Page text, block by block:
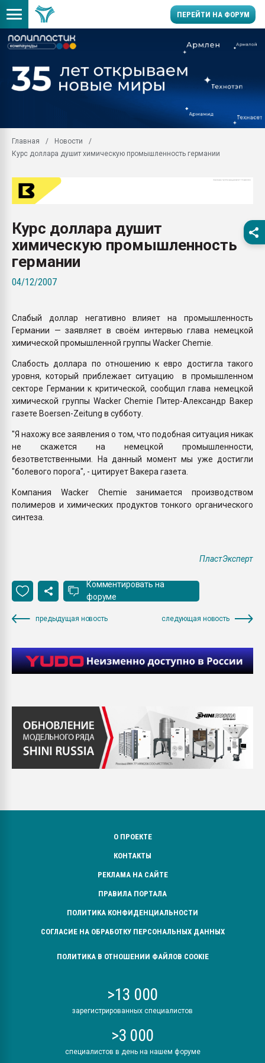
ПЕРЕЙТИ НА ФОРУМ
производство SPC
заводу пластмасс"
28.07.2026
ПЕРЕЙТИ НА
Главная
Новости
Курс доллара душит химическую промышленность германии
Курс доллара душит
химическую промышленность
германии
04/12/2007
Слабый доллар негативно влияет на промышленность
Германии — заявляет в своём интервью глава немецкой
химической промышленной группы Wacker Chemie.
Слабость доллара по отношению к евро достигла такого
уровня, который приблежает ситуацию в промышленном
секторе Германии к критической, сообщил глава немецкой
химической группы Wacker Chemie Питер-Александр Вакер
газете Boersen-Zeitung в субботу.
"Я нахожу все заявления о том, что подобная ситуация никак
не скажется на немецкой промышленности,
безответственными. На данный момент мы уже достигли
"болевого порога", - цитирует Вакера газета.
Компания Wacker Chemie занимается производством
полимеров и химических продуктов тонкого органического
синтеза.
ПластЭксперт
Комментировать на
форуме
предыдущая новость следующая новость
О ПРОЕКТЕ
КОНТАКТЫ
РЕКЛАМА НА САЙТЕ
ПРАВИЛА ПОРТАЛА
ПОЛИТИКА КОНФИДЕНЦИАЛЬНОСТИ
СОГЛАСИЕ НА ОБРАБОТКУ ПЕРСОНАЛЬНЫХ ДАННЫХ
ПОЛИТИКА В ОТНОШЕНИИ ФАЙЛОВ COOKIE
>13 000
зарегистрированных специалистов
>3 000
специалистов в день на нашем форуме